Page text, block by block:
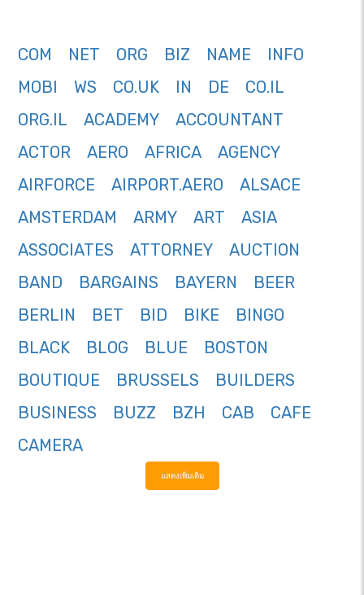
COM NET ORG BIZ NAME
INFO
MOBI
WS CO.UK IN DE
CO.IL
ORG.IL
ACADEMY
ACCOUNTANT
ACTOR
AERO AFRICA
AGENCY
AIRFORCE
AIRPORT.AERO
ALSACE
AMSTERDAM
ARMY ART
ASIA
ASSOCIATES
ATTORNEY
AUCTION
BAND
BARGAINS BAYERN
BEER
BERLIN
BET BID BIKE
BINGO
BLACK
BLOG BLUE
BOSTON
BOUTIQUE
BRUSSELS
BUILDERS
BUSINESS
BUZZ BZH CAB
CAFE
CAMERA
แสดงเพิ่มเติม